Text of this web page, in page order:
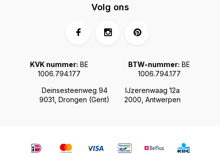
Deinsesteenweg 94
9031, Drongen (Gent)
IJzerenwaag 12a
2000, Antwerpen
KVK nummer: BE
1006.794.177
BTW-nummer: BE
1006.794.177
Volg ons